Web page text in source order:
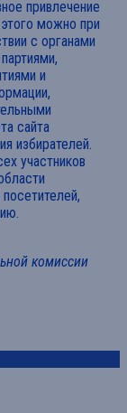
привлечение
можно при
с органами
и
сайта
избирателей.
участников
комиссии